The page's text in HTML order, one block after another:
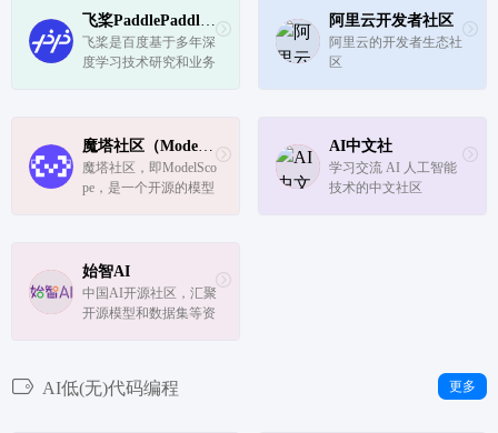
飞桨PaddlePaddle开发者社区
飞桨是百度基于多年深
度学习技术研究和业务
备、开源开放的产业级
深度学习平台，集成了
深度学习核心训练和推
阿里云开发者社区
阿里云的开发者生态社
区
魔塔社区（ModelScope）
魔塔社区，即ModelSco
pe，是一个开源的模型
灵活、易用、低成本的
一站式模型服务产品。
这个社区汇集了业界最
AI中文社
学习交流 AI 人工智能
技术的中文社区
始智AI
中国AI开源社区，汇聚
开源模型和数据集等资
AI低(无)代码编程 更多